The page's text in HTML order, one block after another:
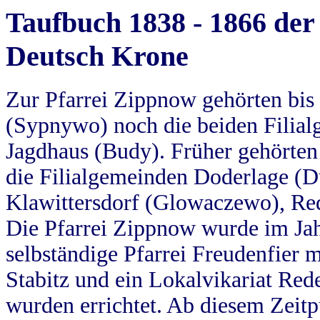
Taufbuch 1838 - 1866
Deutsch Krone
Zur Pfarrei Zippnow gehörten
(Sypnywo) noch die beiden
Jagdhaus (Budy). Früher
die Filialgemeinden Doderlage
Klawittersdorf (Glowaczewo),
Die Pfarrei Zippnow wurde im
selbständige Pfarrei Freudenfier
Stabitz und ein Lokalvikariat
wurden errichtet. Ab diesem